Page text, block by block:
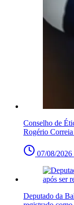
Conselho de
Rogério Correia
07/08/2026
Deputado da